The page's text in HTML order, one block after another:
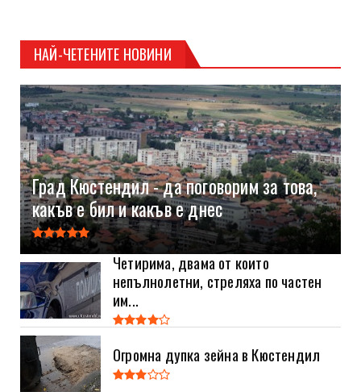
НАЙ-ЧЕТЕНИТЕ НОВИНИ
Град Кюстендил - да поговорим за това,
какъв е бил и какъв е днес
Четирима, двама от които
непълнолетни, стреляха по частен
им...
Огромна дупка зейна в Кюстендил